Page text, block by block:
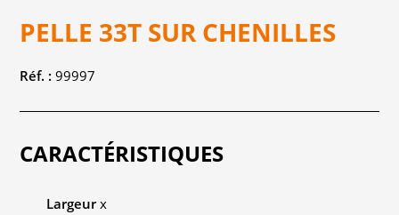
PELLE 33T SUR CHENILLES
Réf. : 99997
CARACTÉRISTIQUES
Largeurx